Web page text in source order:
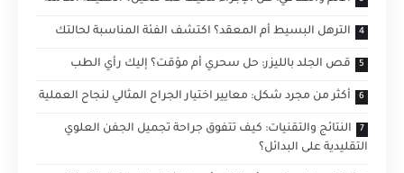
الترهل البسيط أم المعقد؟ اكتشف الفئة المناسبة لحالتك
قص الجلد بالليزر: حل سحري أم مؤقت؟ إليك رأي الطب
أكثر من مجرد شكل: معايير اختيار الجراح المثالي لنجاح العملية
النتائج والتقنيات: كيف تتفوق جراحة تجميل الجفن العلوي
التقليدية على البدائل؟